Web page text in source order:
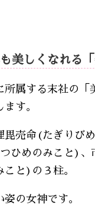
美しくなれる「
所属する末社の
す。
毘売命(たぎりび
ひめのみこと)、
こと)の３柱。
の女神です。